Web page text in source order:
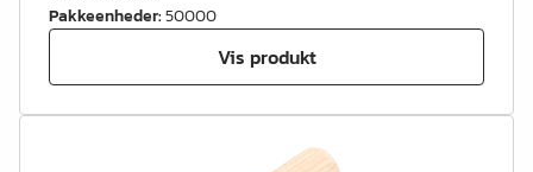
Pakkeenheder:50000
Vis produkt